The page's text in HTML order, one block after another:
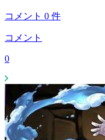
コメント 0 件
コメント
0